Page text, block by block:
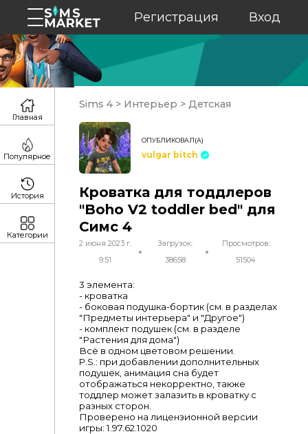
Регистрация Вход
Sims 4 > Интерьер > Детская
ОПУБЛИКОВАЛ(А)
vulgar bitch
Кроватка для тоддлеров
"Boho V2 toddler bed" для
Симс 4
2 июня 2023 г.
9:51
Загрузок:
38658
Просмотров:
51504
3 элемента:
- кроватка
- боковая подушка-бортик (см. в разделах
"Предметы интерьера" и "Другое")
- комплект подушек (см. в разделе
"Растения для дома")
Всё в одном цветовом решении.
P.S.: при добавлении дополнительных
подушек, анимация сна будет
отображаться некорректно, также
тоддлер может залазить в кроватку с
разных сторон.
Проверено на лицензионной версии
игры: 1.97.62.1020
Главная
Популярное
История
Категории